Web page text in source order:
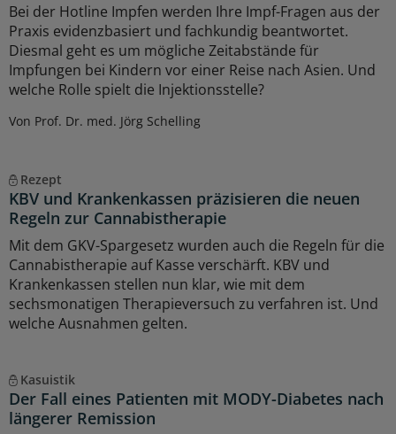
Bei der Hotline Impfen werden Ihre Impf-Fragen aus der
Praxis evidenzbasiert und fachkundig beantwortet.
Diesmal geht es um mögliche Zeitabstände für
Impfungen bei Kindern vor einer Reise nach Asien. Und
welche Rolle spielt die Injektionsstelle?
Von Prof. Dr. med. Jörg Schelling
Rezept
KBV und Krankenkassen präzisieren die neuen
Regeln zur Cannabistherapie
Mit dem GKV-Spargesetz wurden auch die Regeln für die
Cannabistherapie auf Kasse verschärft. KBV und
Krankenkassen stellen nun klar, wie mit dem
sechsmonatigen Therapieversuch zu verfahren ist. Und
welche Ausnahmen gelten.
Kasuistik
Der Fall eines Patienten mit MODY-Diabetes nach
längerer Remission